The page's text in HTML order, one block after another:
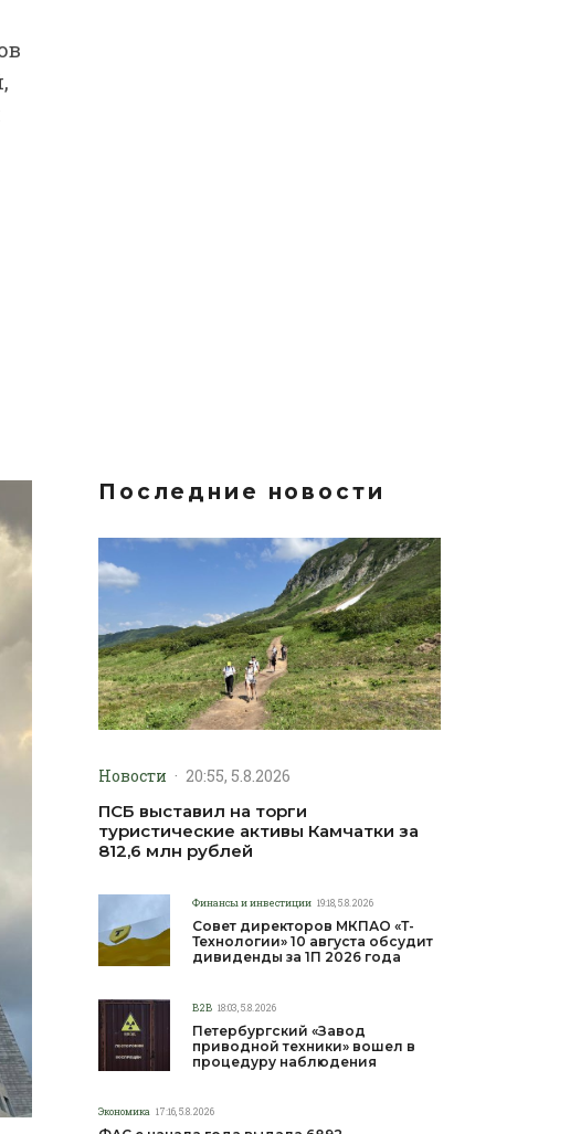
Последние новости
Новости · 20:55, 5.8.2026
ПСБ выставил на торги
туристические активы Камчатки за
812,6 млн рублей
Финансы и инвестиции 19:18, 5.8.2026
Совет директоров МКПАО «Т-
Технологии» 10 августа обсудит
дивиденды за 1П 2026 года
B2B 18:03, 5.8.2026
Петербургский «Завод
приводной техники» вошел в
процедуру наблюдения
Экономика 17:16, 5.8.2026